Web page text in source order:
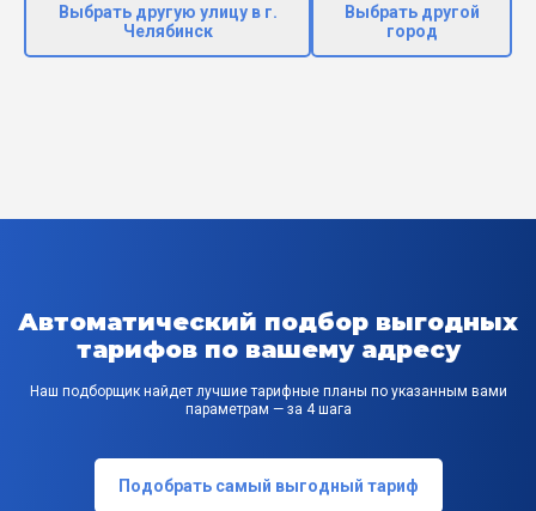
Выбрать другую улицу в г.
Челябинск
Выбрать другой
город
Автоматический подбор выгодных
тарифов по вашему адресу
Наш подборщик найдет лучшие тарифные планы по указанным вами
параметрам — за 4 шага
Подобрать самый выгодный тариф